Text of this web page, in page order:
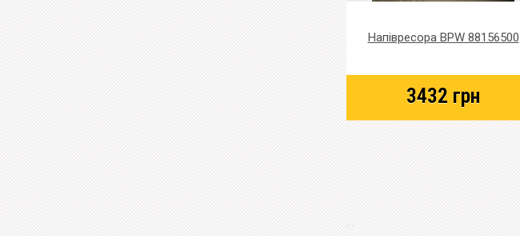
Напівресора BPW 88156500
3432 грн